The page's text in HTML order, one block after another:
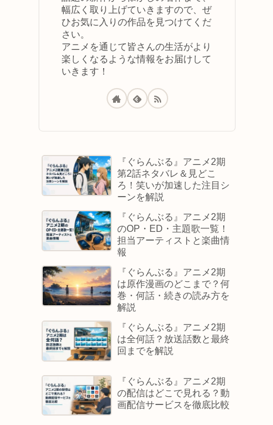
幅広く取り上げていきますので、ぜ
ひお気に入りの作品を見つけてくだ
さい。
アニメを通じて皆さんの生活がより
楽しくなるような情報をお届けして
いきます！
『ぐらんぶる』アニメ2期
第2話ネタバレ＆見どこ
ろ！笑いが加速した注目シ
ーンを解説
『ぐらんぶる』アニメ2期
のOP・ED・主題歌一覧！
担当アーティストと楽曲情
報
『ぐらんぶる』アニメ2期
は原作漫画のどこまで？何
巻・何話・続きの読み方を
解説
『ぐらんぶる』アニメ2期
は全何話？放送話数と最終
回までを解説
『ぐらんぶる』アニメ2期
の配信はどこで見れる？動
画配信サービスを徹底比較